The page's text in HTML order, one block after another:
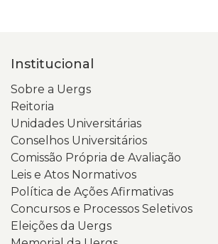
Institucional
Sobre a Uergs
Reitoria
Unidades Universitárias
Conselhos Universitários
Comissão Própria de Avaliação
Leis e Atos Normativos
Política de Ações Afirmativas
Concursos e Processos Seletivos
Eleições da Uergs